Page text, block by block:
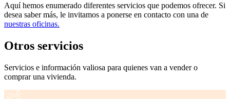
Aquí hemos enumerado diferentes servicios que podemos ofrecer. Si
desea saber más, le invitamos a ponerse en contacto con una de
nuestras oficinas.
Otros servicios
Servicios e información valiosa para quienes van a vender o
comprar una vivienda.